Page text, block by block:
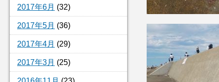
2017年6月 (32)
2017年5月 (36)
2017年4月 (29)
2017年3月 (25)